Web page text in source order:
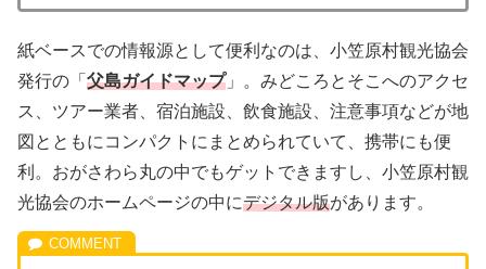
紙ベースでの情報源として便利なのは、小笠原村観光協会
発行の「 父島ガイドマップ」。みどころとそこへのアクセ
ス、ツアー業者、宿泊施設、飲食施設、注意事項などが地
図とともにコンパクトにまとめられていて、携帯にも便
利。おがさわら丸の中でもゲットできますし、小笠原村観
光協会のホームページの中にデジタル版があります。